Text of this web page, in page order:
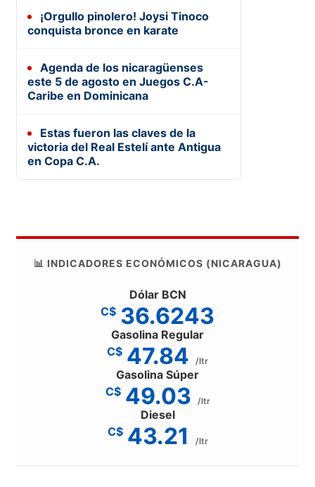
¡Orgullo pinolero! Joysi Tinoco
conquista bronce en karate
Agenda de los nicaragüenses
este 5 de agosto en Juegos C.A-
Caribe en Dominicana
Estas fueron las claves de la
victoria del Real Estelí ante Antigua
en Copa C.A.
📊 INDICADORES ECONÓMICOS (NICARAGUA)
Dólar BCN
C$ 36.6243
Gasolina Regular
C$ 47.84 /ltr
Gasolina Súper
C$ 49.03 /ltr
Diesel
C$ 43.21 /ltr